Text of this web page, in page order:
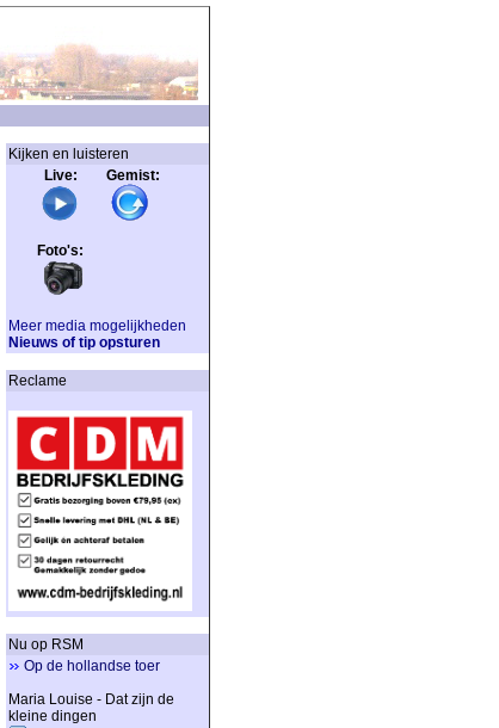
Kijken en luisteren
Live: Gemist:
Foto's:
Meer media mogelijkheden
Nieuws of tip opsturen
Reclame
Nu op RSM
Op de hollandse toer
Maria Louise - Dat zijn de
kleine dingen